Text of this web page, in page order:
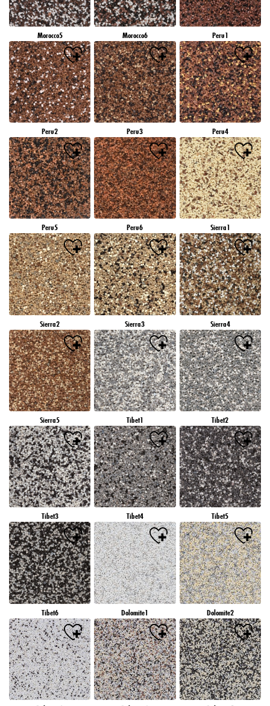
Morocco5 Morocco6 Peru1
Peru2 Peru3 Peru4
Peru5 Peru6 Sierra1
Sierra2 Sierra3 Sierra4
Sierra5 Tibet1 Tibet2
Tibet3 Tibet4 Tibet5
Tibet6 Dolomite1 Dolomite2